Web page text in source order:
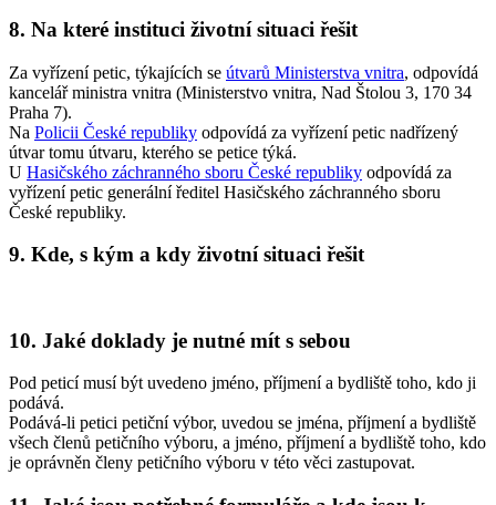
8. Na které instituci životní situaci řešit
Za vyřízení petic, týkajících se útvarů Ministerstva vnitra, odpovídá
kancelář ministra vnitra (Ministerstvo vnitra, Nad Štolou 3, 170 34
Praha 7).
Na Policii České republiky odpovídá za vyřízení petic nadřízený
útvar tomu útvaru, kterého se petice týká.
U Hasičského záchranného sboru České republiky odpovídá za
vyřízení petic generální ředitel Hasičského záchranného sboru
České republiky.
9. Kde, s kým a kdy životní situaci řešit
10. Jaké doklady je nutné mít s sebou
Pod peticí musí být uvedeno jméno, příjmení a bydliště toho, kdo ji
podává.
Podává-li petici petiční výbor, uvedou se jména, příjmení a bydliště
všech členů petičního výboru, a jméno, příjmení a bydliště toho, kdo
je oprávněn členy petičního výboru v této věci zastupovat.